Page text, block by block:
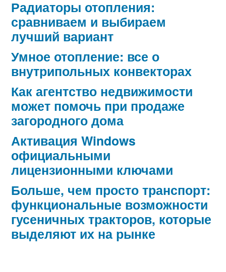
Радиаторы отопления:
сравниваем и выбираем
лучший вариант
Умное отопление: все о
внутрипольных конвекторах
Как агентство недвижимости
может помочь при продаже
загородного дома
Активация Windows
официальными
лицензионными ключами
Больше, чем просто транспорт:
функциональные возможности
гусеничных тракторов, которые
выделяют их на рынке